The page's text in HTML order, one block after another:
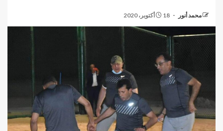
محمد أنور 18 أكتوبر، 2020